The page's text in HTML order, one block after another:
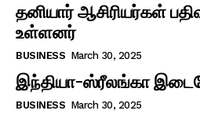
தனியார் ஆசிரியர்கள்
உள்ளனர்
BUSINESS March 30, 2025
இந்தியா-ஸ்ரீலங்கா
BUSINESS March 30, 2025